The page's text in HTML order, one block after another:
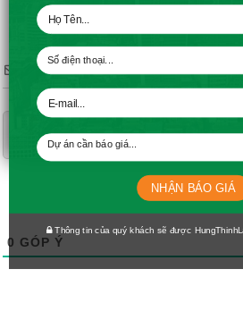
Subscribe
0 GÓP Ý
Thông tin của quý khách sẽ được
NHẬN BÁO GIÁ